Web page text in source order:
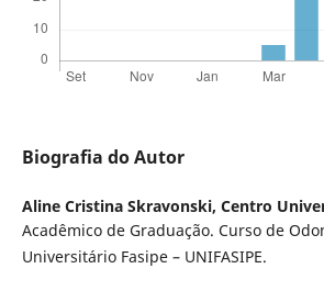
Biografia do Autor
Aline Cristina Skravonski, Centro
Acadêmico de Graduação. Curso de
Universitário Fasipe – UNIFASIPE.